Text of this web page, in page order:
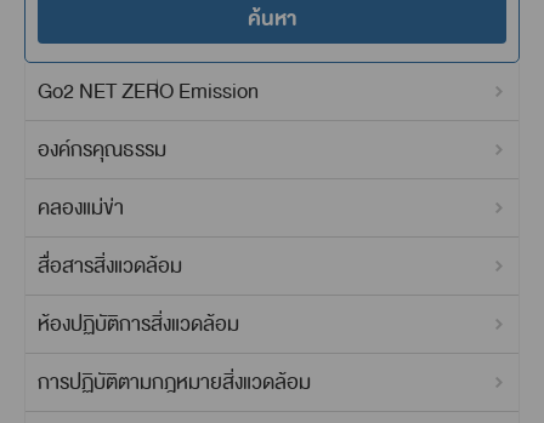
ค้นหา
Go2 NET ZERO Emission
องค์กรคุณธรรม
คลองแม่ข่า
สื่อสารสิ่งแวดล้อม
ห้องปฏิบัติการสิ่งแวดล้อม
การปฏิบัติตามกฎหมายสิ่งแวดล้อม